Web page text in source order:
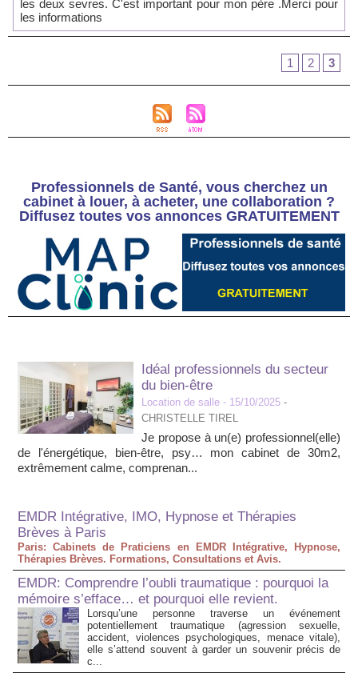
les deux sevres. C'est important pour mon père .Merci pour
les informations
1 2 3
Professionnels de Santé, vous cherchez un
cabinet à louer, à acheter, une collaboration ?
Diffusez toutes vos annonces GRATUITEMENT
Idéal professionnels du secteur
du bien-être
Location de salle - 15/10/2025 -
CHRISTELLE TIREL
Je propose à un(e) professionnel(elle)
de l'énergétique, bien-être, psy… mon cabinet de 30m2,
extrêmement calme, comprenan...
EMDR Intégrative, IMO, Hypnose et Thérapies
Brèves à Paris
Paris: Cabinets de Praticiens en EMDR Intégrative, Hypnose,
Thérapies Brèves. Formations, Consultations et Avis.
EMDR: Comprendre l’oubli traumatique : pourquoi la
mémoire s’efface… et pourquoi elle revient.
Lorsqu’une personne traverse un événement
potentiellement traumatique (agression sexuelle,
accident, violences psychologiques, menace vitale),
elle s’attend souvent à garder un souvenir précis de
c...